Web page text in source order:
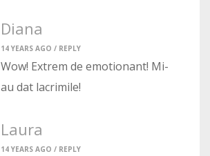
Diana
14 YEARS AGO / REPLY
Wow! Extrem de emotionant! Mi-
au dat lacrimile!
Laura
14 YEARS AGO / REPLY